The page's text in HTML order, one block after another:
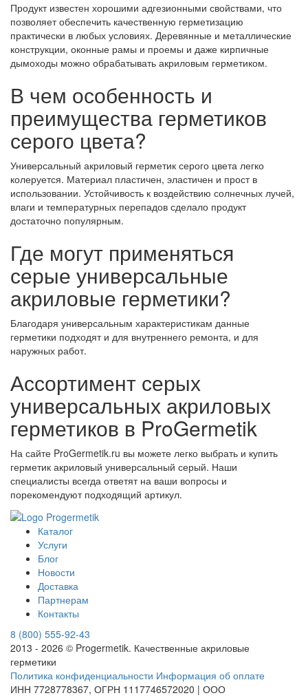
Продукт известен хорошими адгезионными свойствами, что
позволяет обеспечить качественную герметизацию
практически в любых условиях. Деревянные и металлические
конструкции, оконные рамы и проемы и даже кирпичные
дымоходы можно обрабатывать акриловым герметиком.
В чем особенность и
преимущества герметиков
серого цвета?
Универсальный акриловый герметик серого цвета легко
колеруется. Материал пластичен, эластичен и прост в
использовании. Устойчивость к воздействию солнечных лучей,
влаги и температурных перепадов сделало продукт
достаточно популярным.
Где могут применяться
серые универсальные
акриловые герметики?
Благодаря универсальным характеристикам данные
герметики подходят и для внутреннего ремонта, и для
наружных работ.
Ассортимент серых
универсальных акриловых
герметиков в ProGermetik
На сайте ProGermetik.ru вы можете легко выбрать и купить
герметик акриловый универсальный серый. Наши
специалисты всегда ответят на ваши вопросы и
порекомендуют подходящий артикул.
Каталог
Услуги
Блог
Новости
Доставка
Партнерам
Контакты
8 (800) 555-92-43
2013 - 2026 © Progermetik. Качественные акриловые
герметики
Политика конфиденциальности Информация об оплате
ИНН 7728778367, ОГРН 1117746572020 | ООО